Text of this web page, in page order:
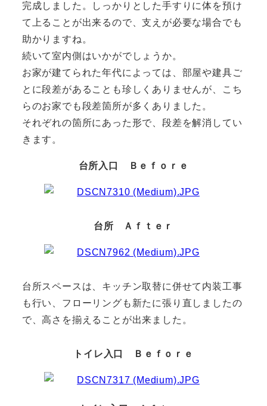
完成しました。しっかりとした手すりに体を預け
て上ることが出来るので、支えが必要な場合でも
助かりますね。
続いて室内側はいかがでしょうか。
お家が建てられた年代によっては、部屋や建具ご
とに段差があることも珍しくありませんが、こち
らのお家でも段差箇所が多くありました。
それぞれの箇所にあった形で、段差を解消してい
きます。
台所入口 Ｂｅｆｏｒｅ
台所 Ａｆｔｅｒ
台所スペースは、キッチン取替に併せて内装工事
も行い、フローリングも新たに張り直しましたの
で、高さを揃えることが出来ました。
トイレ入口 Ｂｅｆｏｒｅ